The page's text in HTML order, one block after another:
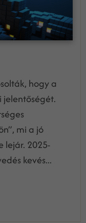
hogy a
jelentőségét.
mi a jó
lejár. 2025-
kevés...